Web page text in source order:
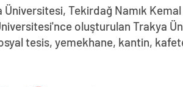
Üniversitesi, Tekirdağ Namık
oluşturulan Trakya
tesis, yemekhane, kantin,